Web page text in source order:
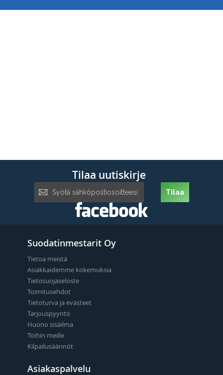
Tilaa uutiskirje
uutiskirje:
Tilaa
Suodatinmestarit Oy
Tietoa meistä
Asiakkaidemme kokemuksia
Tietosuojaseloste
Toimitusehdot
Tietoturva ja evästeet
Tarjouspyyntö
Huono sisäilma
Töihin meille
Kilpailusäännöt
Asiakaspalvelu